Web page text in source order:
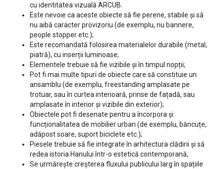
cu identitatea vizuală ARCUB.
Este nevoie ca aceste obiecte să fie perene, stabile și să
nu aibă caracter provizoriu (de exemplu, nu bannere,
people stopper etc.);
Este recomandată folosirea materialelor durabile (metal,
piatră), cu inserții luminoase;
Elementele trebuie să fie vizibile și în timpul nopții;
Pot fi mai multe tipuri de obiecte care să constituie un
ansamblu (de exemplu, freestanding amplasate pe
trotuar, sau în curtea interioară, prinse de fațadă, sau
amplasate în interior și vizibile din exterior);
Obiectele pot fi desenate pentru a încorpora și
funcționalitatea de mobilier urban (de exemplu, băncuțe,
adăpost soare, suport biciclete etc.);
Piesele trebuie să fie integrate în arhitectura clădirii și să
redea istoria Hanului într-o estetică contemporană;
Se urmărește creșterea fluxului publicului larg în spațiile